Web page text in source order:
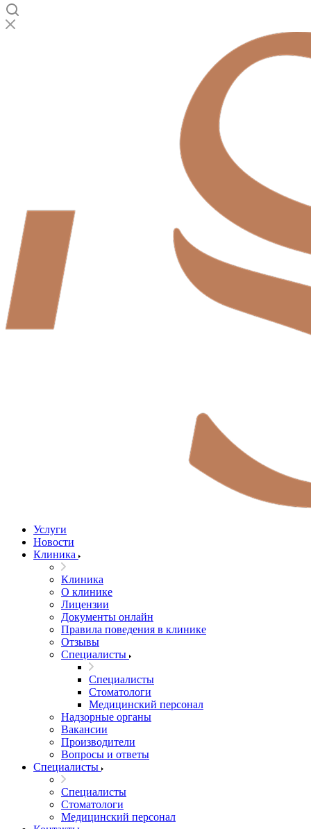
Услуги
Новости
Клиника
Клиника
О клинике
Лицензии
Документы онлайн
Правила поведения в клинике
Отзывы
Специалисты
Специалисты
Стоматологи
Медицинский персонал
Надзорные органы
Вакансии
Производители
Вопросы и ответы
Специалисты
Специалисты
Стоматологи
Медицинский персонал